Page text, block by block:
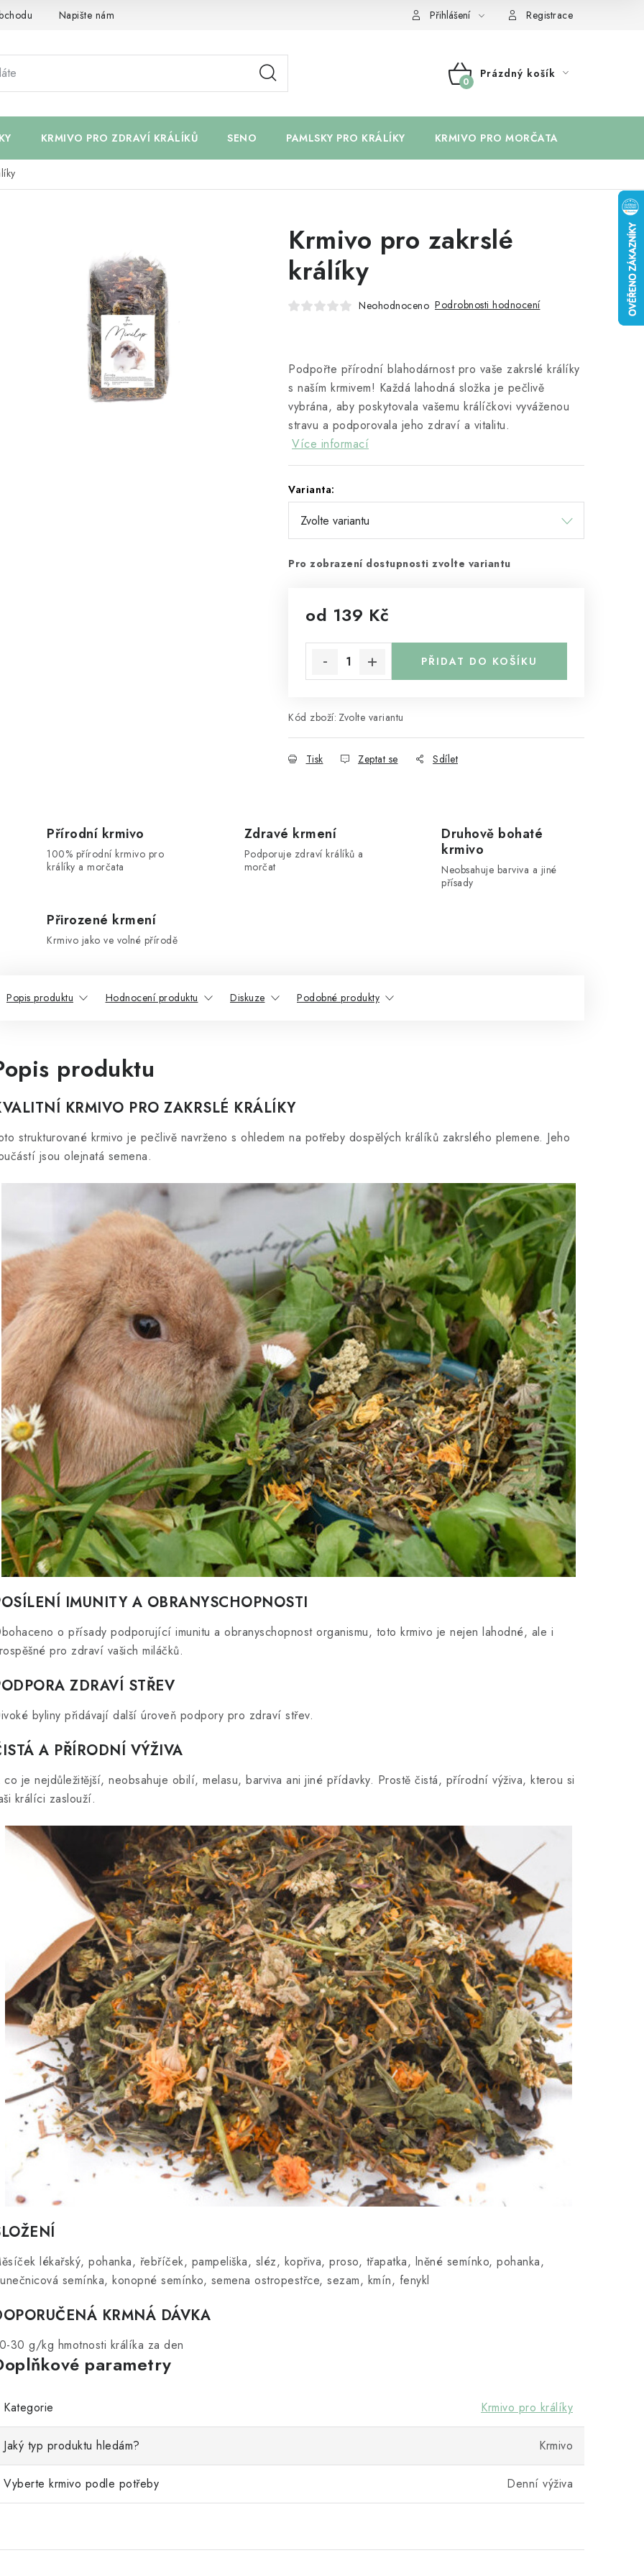
Napište nám Přihlášení Registrace
NÁKUPNÍ
Prázdný košík
KRMIVO PRO ZDRAVÍ KRÁLÍKŮ SENO PAMLSKY PRO KRÁLÍKY KRMIVO PRO MORČATA
Krmivo pro zakrslé
králíky
Neohodnoceno Podrobnosti hodnocení
Podpořte přírodní blahodárnost pro vaše zakrslé králíky
s naším krmivem! Každá lahodná složka je pečlivě
vybrána, aby poskytovala vašemu králíčkovi vyváženou
stravu a podporovala jeho zdraví a vitalitu.
Více informací
Varianta:
Pro zobrazení dostupnosti zvolte variantu
od 139 Kč
PŘIDAT DO KOŠÍKU
Kód zboží: Zvolte variantu
Tisk Zeptat se Sdílet
Přírodní krmivo
100% přírodní krmivo pro
králíky a morčata
Zdravé krmení
Podporuje zdraví králíků a
morčat
Druhově bohaté
krmivo
Neobsahuje barviva a jiné
přísady
Přirozené krmení
Krmivo jako ve volné přírodě
Popis produktu Hodnocení produktu Diskuze Podobné produkty
produktu
KRMIVO PRO ZAKRSLÉ KRÁLÍKY
strukturované krmivo je pečlivě navrženo s ohledem na potřeby dospělých králíků zakrslého plemene. Jeho
jsou olejnatá semena.
IMUNITY A OBRANYSCHOPNOSTI
o přísady podporující imunitu a obranyschopnost organismu, toto krmivo je nejen lahodné, ale i
pro zdraví vašich miláčků.
ZDRAVÍ STŘEV
byliny přidávají další úroveň podpory pro zdraví střev.
A PŘÍRODNÍ VÝŽIVA
co je nejdůležitější, neobsahuje obilí, melasu, barviva ani jiné přídavky. Prostě čistá, přírodní výživa, kterou si
králíci zaslouží.
lékařský, pohanka, řebříček, pampeliška, sléz, kopřiva, proso, třapatka, lněné semínko, pohanka,
semínka, konopné semínko, semena ostropestřce, sezam, kmín, fenykl
KRMNÁ DÁVKA
30 g/kg hmotnosti králíka za den
parametry
Kategorie Krmivo pro králíky
Jaký typ produktu hledám? Krmivo
Vyberte krmivo podle potřeby Denní výživa